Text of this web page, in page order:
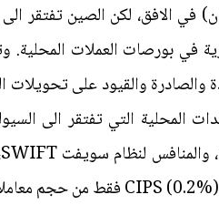
في الافق، لكن الصين تفتقر
في بورصات العملات المحلية.
والصادرة والقيود على تحويلات